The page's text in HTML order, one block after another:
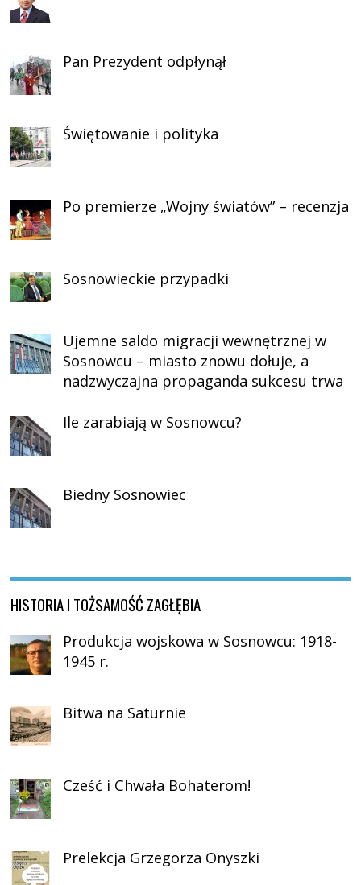
Pan Prezydent odpłynął
Świętowanie i polityka
Po premierze „Wojny światów” – recenzja
Sosnowieckie przypadki
Ujemne saldo migracji wewnętrznej w
Sosnowcu – miasto znowu dołuje, a
nadzwyczajna propaganda sukcesu trwa
Ile zarabiają w Sosnowcu?
Biedny Sosnowiec
HISTORIA I TOŻSAMOŚĆ ZAGŁĘBIA
Produkcja wojskowa w Sosnowcu: 1918-
1945 r.
Bitwa na Saturnie
Cześć i Chwała Bohaterom!
Prelekcja Grzegorza Onyszki